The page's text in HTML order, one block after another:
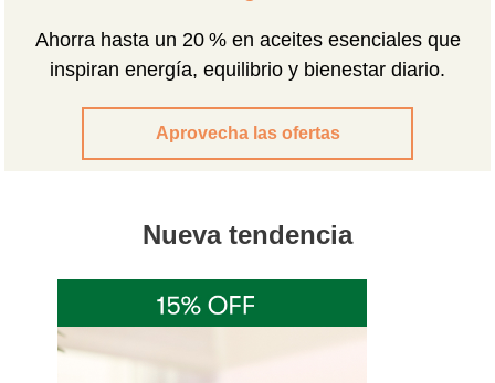
Ahorra hasta un 20 % en aceites esenciales que
inspiran energía, equilibrio y bienestar diario.
Aprovecha las ofertas
Nueva tendencia